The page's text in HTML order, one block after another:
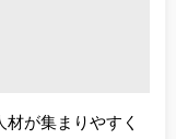
が集まりやすく